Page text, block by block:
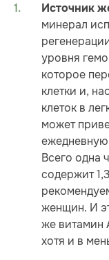
Источник
минерал
уровня
которое
клетки и,
клеток в
может
Всего одна
содержит
женщин. И
же витамин
хотя и в